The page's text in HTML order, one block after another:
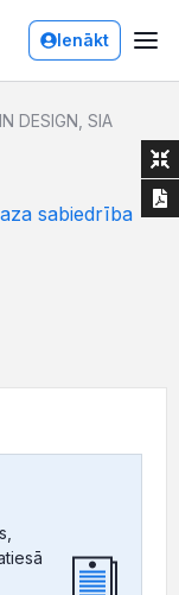
Ienākt
DESIGN, SIA
sabiedrība